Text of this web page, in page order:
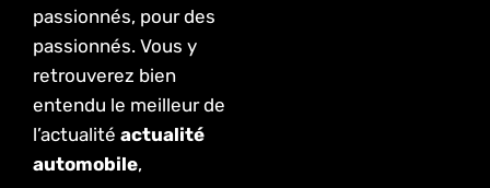
passionnés, pour des
passionnés. Vous y
retrouverez bien
entendu le meilleur de
l’actualité actualité
automobile,